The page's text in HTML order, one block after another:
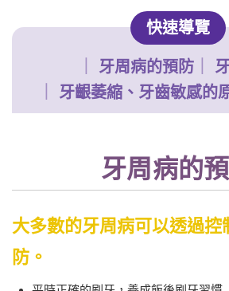
快速導覽
牙周病的預防
牙齦萎縮、牙齒敏感的
牙周病的
大多數的牙周病可以透過控
防。